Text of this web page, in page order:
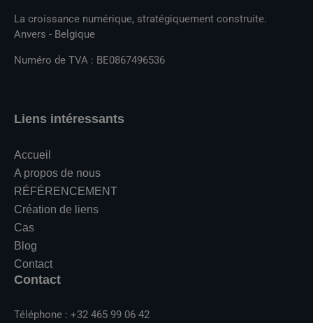
La croissance numérique, stratégiquement construite.
Anvers - Belgique
Numéro de TVA : BE0867496536
Liens intéressants
Accueil
A propos de nous
RÉFÉRENCEMENT
Création de liens
Cas
Blog
Contact
Contact
Téléphone : +32 465 99 06 42